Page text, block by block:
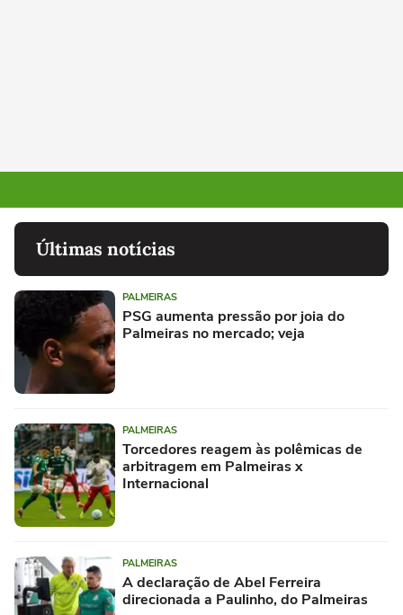
Últimas notícias
PALMEIRAS
PSG aumenta pressão por joia do
Palmeiras no mercado; veja
PALMEIRAS
Torcedores reagem às polêmicas de
arbitragem em Palmeiras x
Internacional
PALMEIRAS
A declaração de Abel Ferreira
direcionada a Paulinho, do Palmeiras